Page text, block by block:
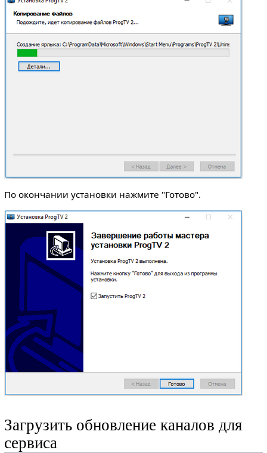
По окончании установки нажмите "Готово".
Загрузить обновление каналов для
сервиса